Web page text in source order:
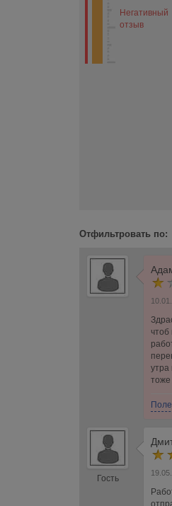
Негативный
отзыв
Отфильтровать по:
чтоб
утра
тоже
Гость